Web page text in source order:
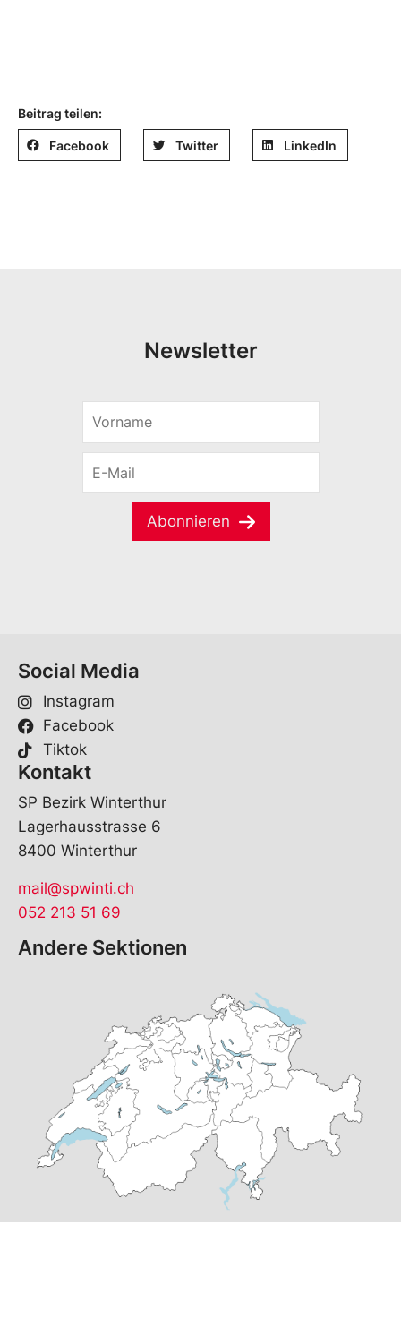
Beitrag teilen:
Facebook Twitter LinkedIn
Newsletter
r
M
Abonnieren
Social Media
Instagram
Facebook
Tiktok
Kontakt
SP Bezirk Winterthur
Lagerhausstrasse 6
8400 Winterthur
mail@spwinti.ch
052 213 51 69
Andere Sektionen